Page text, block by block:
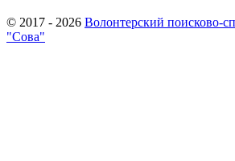
© 2017 - 2026 Волонтерский поисково-
"Сова"